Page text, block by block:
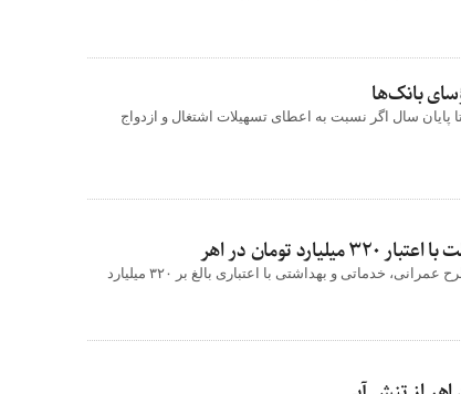
بانک‌ها
پایان سال اگر نسبت به اعطای تسهیلات اشتغال و ازدواج
تومان در اهر
فرماندار اهر از افتتاح چندین طرح عمرانی، خدماتی و بهداشتی با اعتباری بالغ بر ۳۲۰ میلیارد